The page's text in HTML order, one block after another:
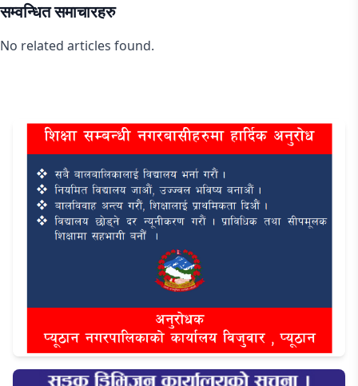
सम्वन्धित समाचारहरु
No related articles found.